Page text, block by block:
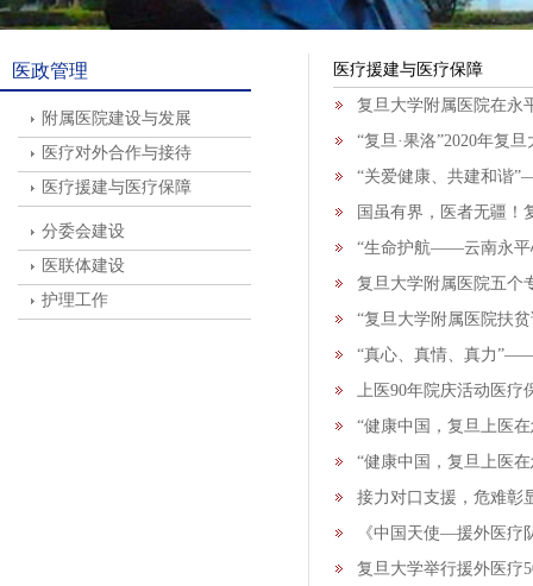
医政管理
附属医院建设与发展
医疗对外合作与接待
医疗援建与医疗保障
分委会建设
医联体建设
护理工作
医疗援建与医疗保障
复旦大学附属医院在永
“复旦·果洛”2020年复
“关爱健康、共建和谐
国虽有界，医者无疆！
“生命护航——云南永平
复旦大学附属医院五个
“复旦大学附属医院扶
“真心、真情、真力
上医90年院庆活动医疗
“健康中国，复旦上医
“健康中国，复旦上医
接力对口支援，危难彰
《中国天使—援外医疗
复旦大学举行援外医疗